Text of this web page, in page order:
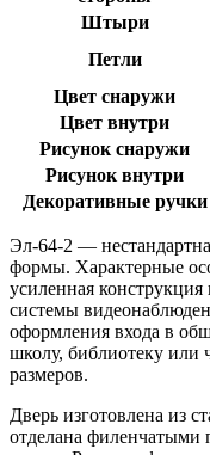
Штыри
Петли
Цвет снаружи
Цвет внутри
Рисунок снаружи
Рисунок внутри
Декоративные ручки
Эл-64-2 —
формы. Характерные
усиленная
системы
оформления входа в
школу, библиотеку или
размеров.
Дверь изготовлена из
отделана филенчатыми